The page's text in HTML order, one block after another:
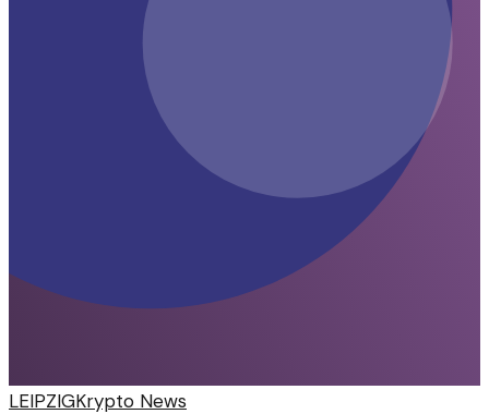
LEIPZIGKrypto News